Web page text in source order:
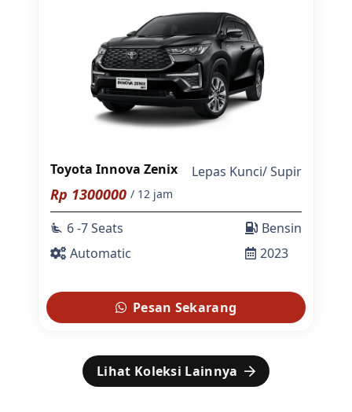
Toyota Innova Zenix Lepas Kunci/Supir
Rp 1300000 / 12 jam
airline_seat_recline_extra 6 -7 Seats
Automatic
Bensin
2023
Pesan Sekarang
Lihat Koleksi Lainnya